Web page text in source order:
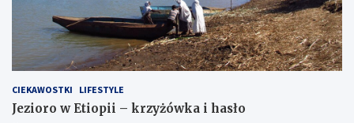
CIEKAWOSTKI LIFESTYLE
Jezioro w Etiopii – krzyżówka i hasło